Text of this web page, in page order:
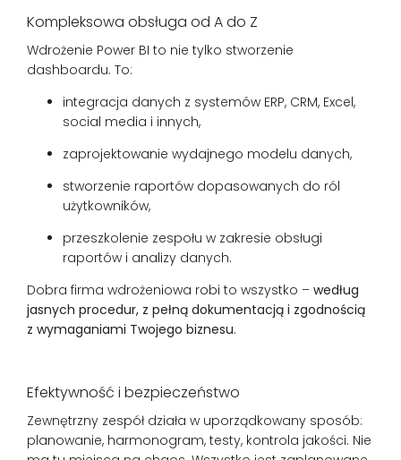
Kompleksowa obsługa od A do Z
Wdrożenie Power BI to nie tylko stworzenie
dashboardu. To:
integracja danych z systemów ERP, CRM, Excel,
social media i innych,
zaprojektowanie wydajnego modelu danych,
stworzenie raportów dopasowanych do ról
użytkowników,
przeszkolenie zespołu w zakresie obsługi
raportów i analizy danych.
Dobra firma wdrożeniowa robi to wszystko – według
jasnych procedur, z pełną dokumentacją i zgodnością
z wymaganiami Twojego biznesu.
Efektywność i bezpieczeństwo
Zewnętrzny zespół działa w uporządkowany sposób:
planowanie, harmonogram, testy, kontrola jakości. Nie